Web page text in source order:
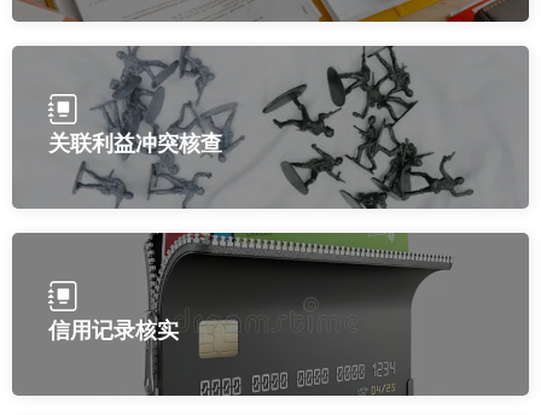
关联利益冲突核查
信用记录核实